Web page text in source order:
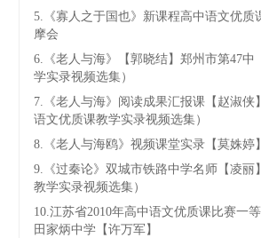
5.《寡人之于国也》新课程高中语文优质
摩会
6.《老人与海》【郭晓结】郑州市第47中
学实录视频选集）
7.《老人与海》阅读成果汇报课【赵淑侠
语文优质课教学实录视频选集）
8.《老人与海鸥》视频课堂实录【莫姝婷】
9.《过秦论》双城市铁路中学名师【凌丽
教学实录视频选集）
10.江苏省2010年高中语文优质课比赛一
田家炳中学【许万军】